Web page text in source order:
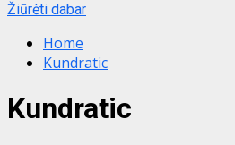
Žiūrėti dabar
Home
Kundratic
Kundratic